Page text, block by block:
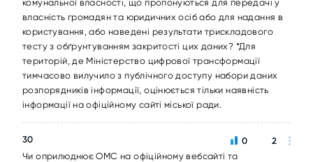
комунальної власності, що пропонуються для передачі у
власність громадян та юридичних осіб або для надання в
користування, або наведені результати трискладового
тесту з обґрунтуванням закритості цих даних? *Для
територій, де Міністерство цифрової трансформації
тимчасово вилучило з публічного доступу набори даних
розпорядників інформації, оцінюється тільки наявність
інформації на офіційному сайті міської ради.
30
Чи оприлюднює ОМС на офіційному вебсайті та
0 2